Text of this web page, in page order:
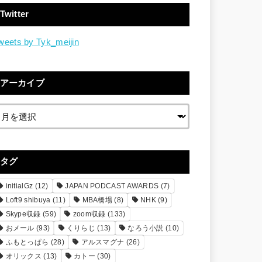
Twitter
by Tyk_meijin
アーカイブ
タグ
initialGz (12) JAPAN PODCAST AWARDS (7)
Loft9 shibuya (11) MBA橋場 (8) NHK (9)
Skype収録 (59) zoom収録 (133)
おメール (93) くりらじ (13) なろう小説 (10)
ふもとっぱら (28) アルスマグナ (26)
オリックス (13) カトー (30)